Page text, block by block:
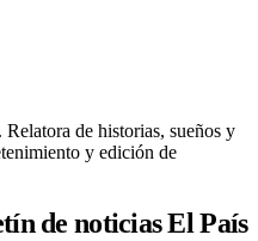
de historias, sueños y
y edición de
de noticias El País